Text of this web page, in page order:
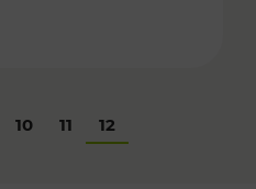
10 11 12